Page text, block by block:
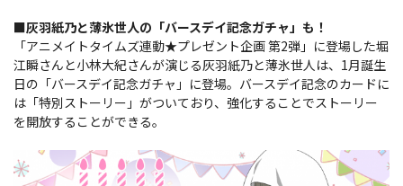
■灰羽紙乃と薄氷世人の「バースデイ記念ガチャ」も！
「アニメイトタイムズ連動★プレゼント企画 第2弾」に登場した堀
江瞬さんと小林大紀さんが演じる灰羽紙乃と薄氷世人は、1月誕生
日の「バースデイ記念ガチャ」に登場。バースデイ記念のカードに
は「特別ストーリー」がついており、強化することでストーリー
を開放することができる。